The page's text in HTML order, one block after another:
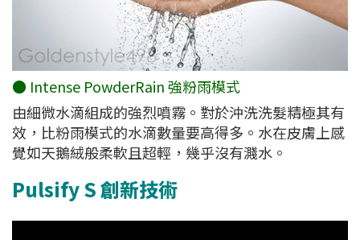
● Intense PowderRain 強粉雨模式
由細微水滴組成的強烈噴霧。對於沖洗洗髮精極其有
效，比粉雨模式的水滴數量要高得多。水在皮膚上感
覺如天鵝絨般柔軟且超輕，幾乎沒有濺水。
Pulsify S 創新技術